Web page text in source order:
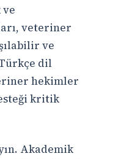
ve
veteriner
ve
dil
hekimler
kritik
Akademik